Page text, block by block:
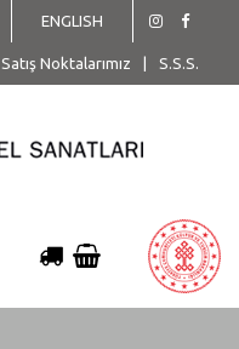
ENGLISH
Satış Noktalarımız S.S.S.